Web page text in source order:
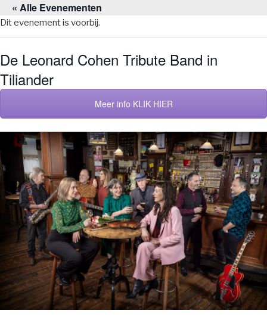
Naar
de
inhoud
« Alle Evenementen
Dit evenement is voorbij.
De Leonard Cohen Tribute Band in
Tiliander
Meer info KLIK HIER